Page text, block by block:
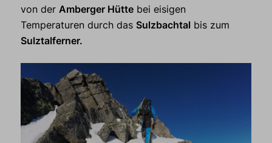
von der Amberger Hütte bei eisigen
Temperaturen durch das Sulzbachtal bis zum
Sulztalferner.